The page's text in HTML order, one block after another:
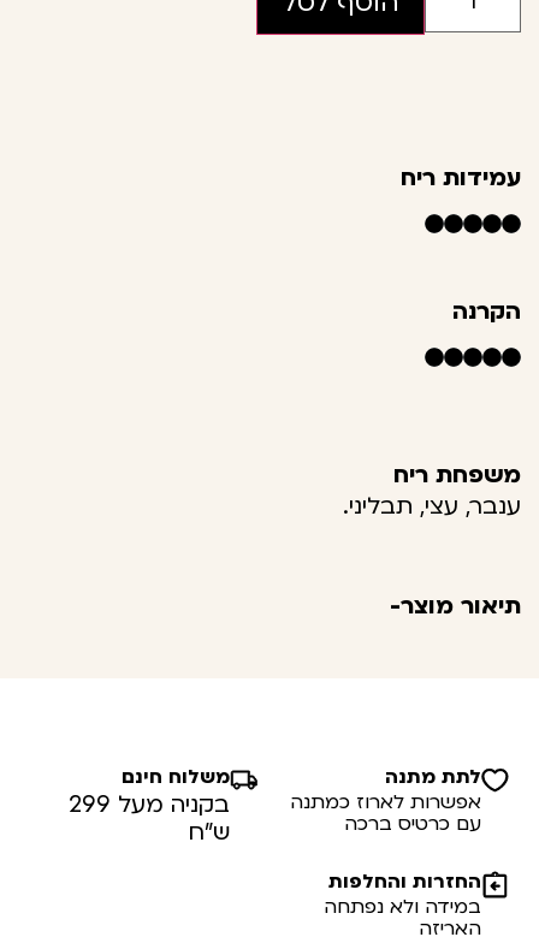
עמידות ריח
הקרנה
משפחת ריח
ענבר, עצי, תבליני.
תיאור מוצר-
לתת מתנה
אפשרות לארוז כמתנה
עם כרטיס ברכה
משלוח חינם
בקניה מעל 299
ש”ח
החזרות והחלפות
במידה ולא נפתחה
האריזה